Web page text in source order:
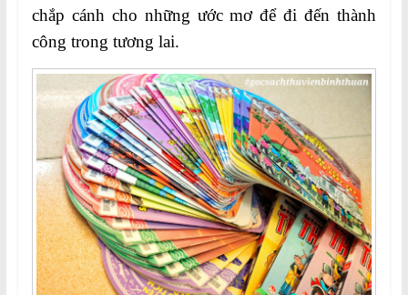
chắp cánh cho những ước mơ để đi đến thành
công trong tương lai.